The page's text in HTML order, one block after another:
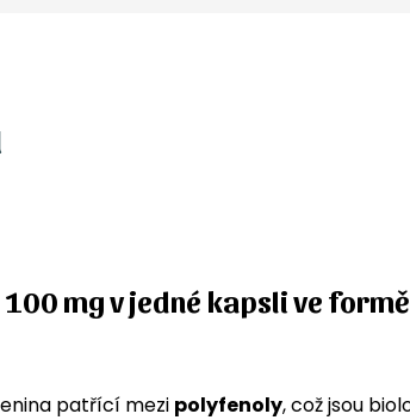
mg v jedné kapsli ve
patřící mezi polyfenoly, což jsou